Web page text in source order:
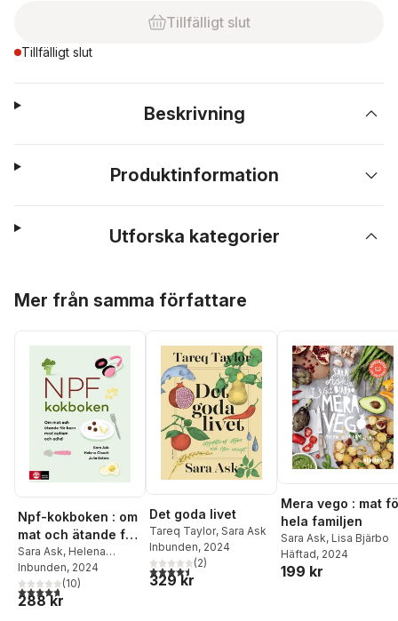
Tillfälligt slut
Tillfälligt slut
Beskrivning
Produktinformation
Utforska kategorier
Mer från samma författare
Npf-kokboken : om
mat och ätande för
barn med autism
och adhd
Sara Ask, Helena
Cloodt,Julia Esters
Inbunden, 2024
4,7utav 5 stjärnor. Totalt antal röster:
(10)
288 kr
Det goda livet
Tareq Taylor, Sara Ask
Inbunden, 2024
4,5utav 5 stjärnor. Totalt antal röster:
(2)
329 kr
Mera vego : mat
hela familjen
Sara Ask, Lisa Bjärbo
Häftad, 2024
199 kr